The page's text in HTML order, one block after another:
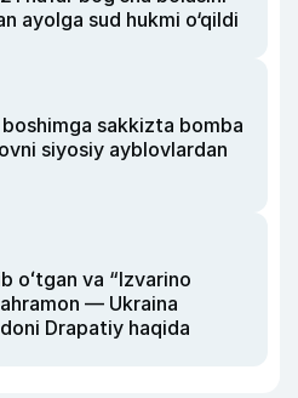
ayolga sud hukmi o‘qildi
sakkizta bomba
siyosiy ayblovlardan
oʻtgan va “Izvarino
— Ukraina
Drapatiy haqida